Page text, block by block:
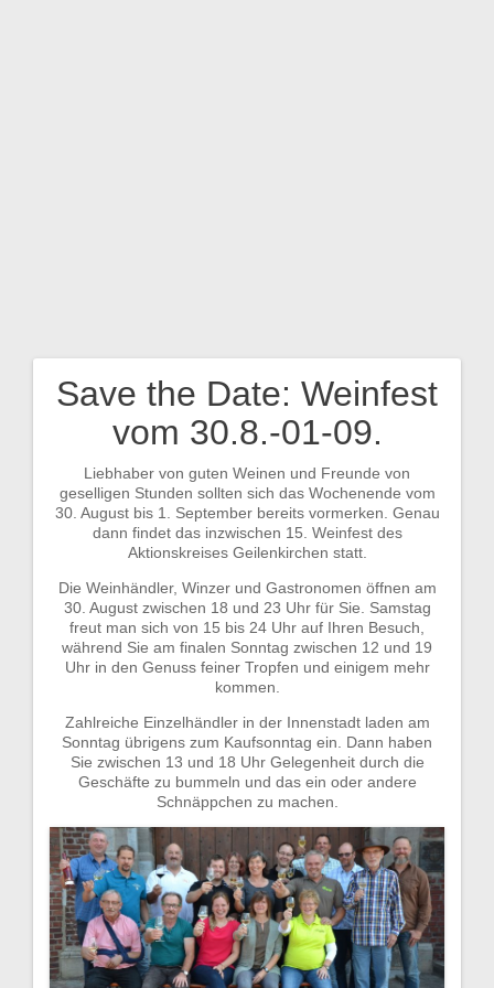
Save the Date: Weinfest
vom 30.8.-01-09.
Liebhaber von guten Weinen und Freunde von
geselligen Stunden sollten sich das Wochenende vom
30. August bis 1. September bereits vormerken. Genau
dann findet das inzwischen 15. Weinfest des
Aktionskreises Geilenkirchen statt.
Die Weinhändler, Winzer und Gastronomen öffnen am
30. August zwischen 18 und 23 Uhr für Sie. Samstag
freut man sich von 15 bis 24 Uhr auf Ihren Besuch,
während Sie am finalen Sonntag zwischen 12 und 19
Uhr in den Genuss feiner Tropfen und einigem mehr
kommen.
Zahlreiche Einzelhändler in der Innenstadt laden am
Sonntag übrigens zum Kaufsonntag ein. Dann haben
Sie zwischen 13 und 18 Uhr Gelegenheit durch die
Geschäfte zu bummeln und das ein oder andere
Schnäppchen zu machen.
Beitragsnavigation